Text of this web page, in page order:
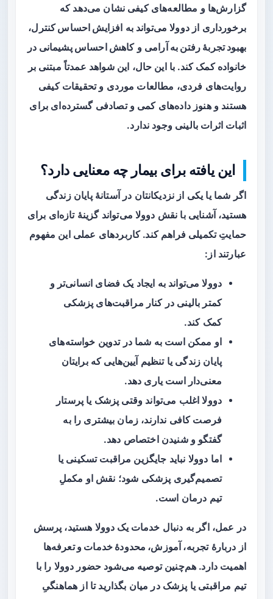
گزارش‌ها و مطالعه‌های کیفی نشان می‌دهد که
برخورداری از دوولا می‌تواند به افزایش احساس کنترل،
بهبود تجربهٔ‌ رفتن به آرامی وکاهش احساس پشیمانی در
خانواده کمک کند. با این حال، این شواهد عمدتاً مبتنی بر
روایت‌های فردی، مطالعات موردی و تحقیقات کیفی
هستند و هنوز داده‌های کمی و تصادفی گسترده‌ای برای
اثبات اثرات بالینی وجود ندارد.
این یافته برای بیمار چه معنایی دارد؟
اگر شما یا یکی از نزدیکانتان در آستانهٔ پایان زندگی
هستید، آشنایی با نقش دوولا می‌تواند گزینهٔ تازه‌ای برای
حمایتِ تکمیلی فراهم کند. کاربردهای عملی این مفهوم
عبارتند از:
دوولا می‌تواند به ایجاد یک فضای انسانی‌تر و
کمتر بالینی در کنار مراقبت‌های پزشکی
کمک کند.
او ممکن است به شما در تدوین خواسته‌های
پایان زندگی یا تنظیم آیین‌هایی که برایتان
معنی‌دار است یاری دهد.
دوولا اغلب می‌تواند وقتی پزشک یا پرستار
فرصت کافی ندارند، زمان بیشتری را به
گفتگو و شنیدن اختصاص دهد.
اما دوولا نباید جایگزین مراقبت تسکینی یا
تصمیم‌گیری پزشکی شود؛ نقش او مکملِ
تیم درمان است.
در عمل، اگر به دنبال خدمات یک دوولا هستید، پرسش
از دربارهٔتجربه، آموزش، محدودهٔ خدمات و تعرفه‌ها
اهمیت دارد. هم‌چنین توصیه می‌شود حضور دوولا را با
تیم مراقبتی یا پزشک در میان بگذارید تا از هماهنگیِ